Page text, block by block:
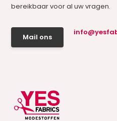
bereikbaar voor al uw vragen.
Mail ons